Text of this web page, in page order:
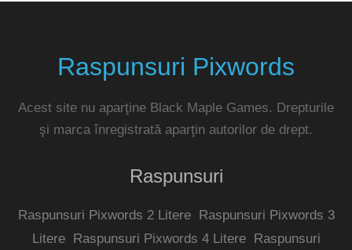
Raspunsuri Pixwords
Acest site nu aparţine Black Maple Games. Drepturile
şi marca înregistrată aparţin autorilor de drept.
Raspunsuri
Raspunsuri Pixwords 2 Litere
Raspunsuri Pixwords 3
Litere
Raspunsuri Pixwords 4 Litere
Raspunsuri